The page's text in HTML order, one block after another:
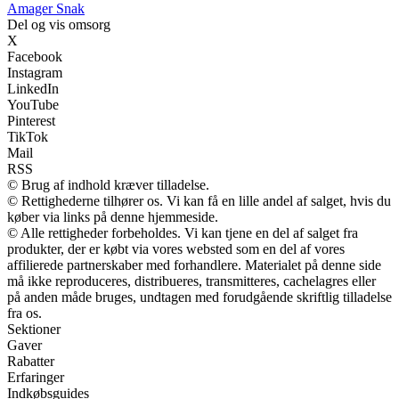
Amager Snak
Del og vis omsorg
X
Facebook
Instagram
LinkedIn
YouTube
Pinterest
TikTok
Mail
RSS
© Brug af indhold kræver tilladelse.
© Rettighederne tilhører os. Vi kan få en lille andel af salget, hvis du
køber via links på denne hjemmeside.
© Alle rettigheder forbeholdes. Vi kan tjene en del af salget fra
produkter, der er købt via vores websted som en del af vores
affilierede partnerskaber med forhandlere. Materialet på denne side
må ikke reproduceres, distribueres, transmitteres, cachelagres eller
på anden måde bruges, undtagen med forudgående skriftlig tilladelse
fra os.
Sektioner
Gaver
Rabatter
Erfaringer
Indkøbsguides